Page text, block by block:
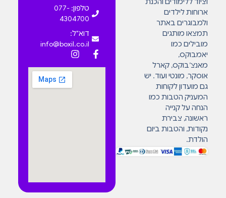
ארוחות לילדים
ולמבוגרים באתר
תמצאו מותגים
מובילים כמו
יאמבוקס,
מאנצ’בוקס, קארל
אוסקר, מונטי ועוד. יש
גם מועדון לקוחות
המעניק הטבות כמו
הנחה על קנייה
ראשונה, צבירת
נקודות, והטבות ביום
הולדת.
טלפון: 077-
4304700
דוא"ל:
info@boxil.co.il